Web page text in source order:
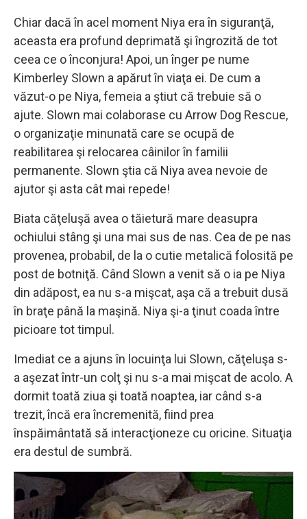
Chiar dacă în acel moment Niya era în siguranţă,
aceasta era profund deprimată şi îngrozită de tot
ceea ce o înconjura! Apoi, un înger pe nume
Kimberley Slown a apărut în viaţa ei. De cum a
văzut-o pe Niya, femeia a ştiut că trebuie să o
ajute. Slown mai colaborase cu Arrow Dog Rescue,
o organizaţie minunată care se ocupă de
reabilitarea şi relocarea câinilor în familii
permanente. Slown ştia că Niya avea nevoie de
ajutor şi asta cât mai repede!
Biata căţeluşă avea o tăietură mare deasupra
ochiului stâng şi una mai sus de nas. Cea de pe nas
provenea, probabil, de la o cutie metalică folosită pe
post de botniţă. Când Slown a venit să o ia pe Niya
din adăpost, ea nu s-a mişcat, aşa că a trebuit dusă
în braţe până la maşină. Niya şi-a ţinut coada între
picioare tot timpul.
Imediat ce a ajuns în locuinţa lui Slown, căţeluşa s-
a aşezat într-un colţ şi nu s-a mai mişcat de acolo. A
dormit toată ziua şi toată noaptea, iar când s-a
trezit, încă era încremenită, fiind prea
înspăimântată să interacţioneze cu oricine. Situaţia
era destul de sumbră.